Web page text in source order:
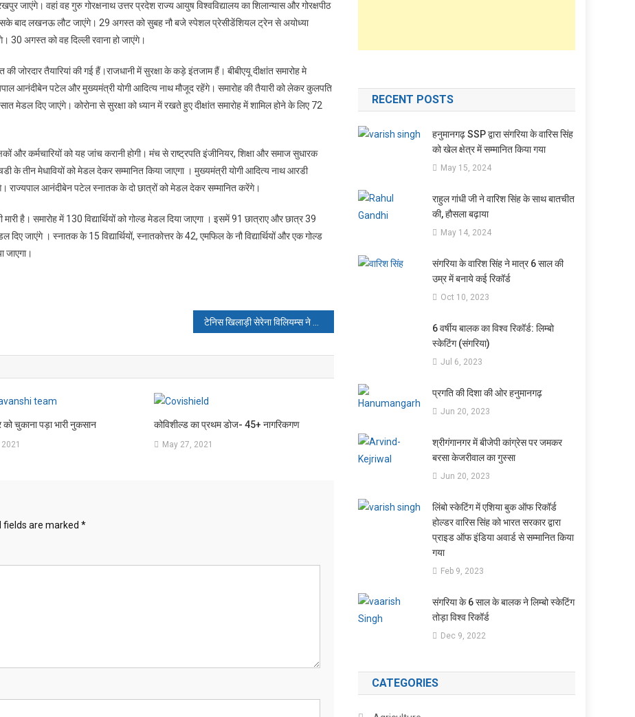
जाएंगे। वहां वह गुरु गोरक्षनाथ उत्तर प्रदेश राज्य आयुष विश्वविद्यालय का शिलान्यास और गोरक्षपीठ
इसके बाद लखनऊ लौट जाएंगे। 29 अगस्त को सुबह नौ बजे स्पेशल प्रेसीडेंशियल ट्रेन से अयोध्या
30 अगस्‍त को वह दिल्ली रवाना हो जाएंगे।
जोरदार तैयारियां की गई हैं।राजधानी में सुरक्षा के कड़े इंतजाम हैं। बीबीएयू दीक्षांत समारोह मे
आनंदीबेन पटेल और मुख्यमंत्री योगी आदित्य नाथ मौजूद रहेंगे। समारोह की तैयारी को लेकर कुलपति
दिए जाएंगे। कोरोना से सुरक्षा को ध्यान में रखते हुए दीक्षांत समारोह में शामिल होने के लिए 72
और कर्मचारियों को यह जांच करानी होगी। मंच से राष्ट्रपति इंजीनियर, शिक्षा और समाज सुधारक
के तीन मेधावियों को मेडल देकर सम्मानित किया जाएगा । मुख्यमंत्री योगी आदित्य नाथ आरडी
राज्यपाल आनंदीबेन पटेल स्नातक के दो छात्रों को मेडल देकर सम्मानित करेंगे।
है। समारोह में 130 विद्यार्थियों को गोल्ड मेडल दिया जाएगा । इसमें 91 छात्राए और छात्र 39
। स्नातक के 15 विद्यार्थियों, स्नातकोत्तर के 42, एमफिल के नौ विद्यार्थियों और एक गोल्ड
जाएगा।
को चुकाना पड़ा भारी नुकसान कोविशील्ड का प्रथम डोज- 45+ नागरिकगण
May 27, 2021
fields are marked *
RECENT POSTS
हनुमानगढ़ SSP द्वारा संगरिया के वारिस सिंह
को खेल क्षेत्र में सम्मानित किया गया
May 15, 2024
राहुल गांधी जी ने वारिश सिंह के साथ बातचीत
की, हौसला बढ़ाया
May 14, 2024
संगरिया के वारिश सिंह ने मात्र 6 साल की
उम्र में बनाये कई रिकॉर्ड
Oct 10, 2023
6 वर्षीय बालक का विश्व रिकॉर्ड: लिम्बो
स्केटिंग (संगरिया)
Jul 6, 2023
प्रगति की दिशा की ओर हनुमानगढ़
Jun 20, 2023
श्रीगंगानगर में बीजेपी कांग्रेस पर जमकर
बरसा केजरीवाल का गुस्सा
Jun 20, 2023
लिंबो स्केटिंग में एशिया बुक ऑफ रिकॉर्ड
होल्डर वारिस सिंह को भारत सरकार द्वारा
प्राइड ऑफ इंडिया अवार्ड से सम्मानित किया
गया
Feb 9, 2023
संगरिया के 6 साल के बालक ने लिम्बो स्केटिंग
तोड़ा विश्व रिकॉर्ड
Dec 9, 2022
CATEGORIES